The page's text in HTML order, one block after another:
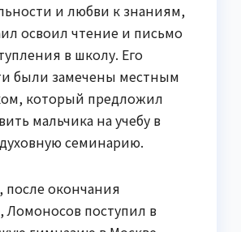
и любви к знаниям,
освоил чтение и письмо
в школу. Его
были замечены местным
который предложил
мальчика на учебу в
семинарию.
после окончания
Ломоносов поступил в